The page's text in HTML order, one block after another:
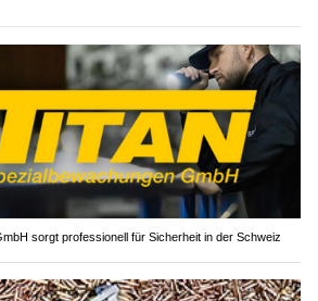
sorgt professionell für Sicherheit in der Schweiz